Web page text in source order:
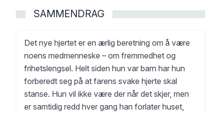
SAMMENDRAG
Det nye hjertet er en ærlig beretning om å være
noens medmenneske – om fremmedhet og
frihetslengsel. Helt siden hun var barn har hun
forberedt seg på at farens svake hjerte skal
stanse. Hun vil ikke være der når det skjer, men
er samtidig redd hver gang han forlater huset,